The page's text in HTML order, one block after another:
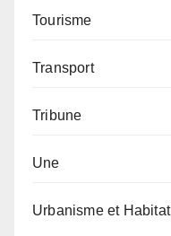
Tourisme
Transport
Tribune
Une
Urbanisme et Habitat